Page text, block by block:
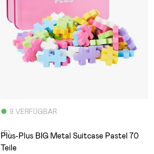
9 VERFÜGBAR
(5)
Plus-Plus BIG Metal Suitcase Pastel 70
Teile